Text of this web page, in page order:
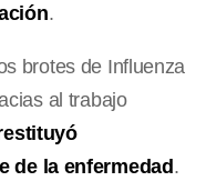
.
brotes de Influenza
al trabajo
de la enfermedad.